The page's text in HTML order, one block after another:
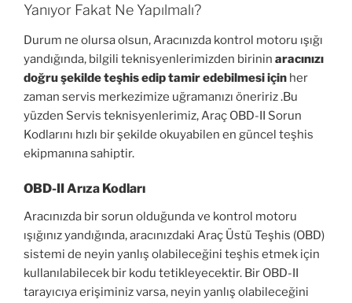
Yanıyor Fakat Ne Yapılmalı?
Durum ne olursa olsun, Aracınızda kontrol motoru ışığı
yandığında, bilgili teknisyenlerimizden birinin aracınızı
doğru şekilde teşhis edip tamir edebilmesi için her
zaman servis merkezimize uğramanızı öneririz .Bu
yüzden Servis teknisyenlerimiz, Araç OBD-II Sorun
Kodlarını hızlı bir şekilde okuyabilen en güncel teşhis
ekipmanına sahiptir.
OBD-II Arıza Kodları
Aracınızda bir sorun olduğunda ve kontrol motoru
ışığınız yandığında, aracınızdaki Araç Üstü Teşhis (OBD)
sistemi de neyin yanlış olabileceğini teşhis etmek için
kullanılabilecek bir kodu tetikleyecektir. Bir OBD-II
tarayıcıya erişiminiz varsa, neyin yanlış olabileceğini